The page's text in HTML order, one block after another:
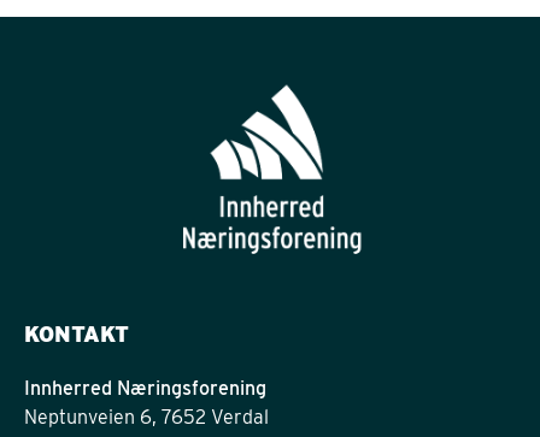
KONTAKT
Innherred Næringsforening
Neptunveien 6, 7652 Verdal